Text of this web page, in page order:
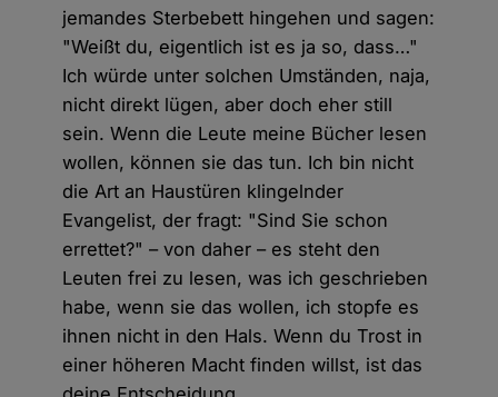
jemandes Sterbebett hingehen und sagen:
"Weißt du, eigentlich ist es ja so, dass…"
Ich würde unter solchen Umständen, naja,
nicht direkt lügen, aber doch eher still
sein. Wenn die Leute meine Bücher lesen
wollen, können sie das tun. Ich bin nicht
die Art an Haustüren klingelnder
Evangelist, der fragt: "Sind Sie schon
errettet?" – von daher – es steht den
Leuten frei zu lesen, was ich geschrieben
habe, wenn sie das wollen, ich stopfe es
ihnen nicht in den Hals. Wenn du Trost in
einer höheren Macht finden willst, ist das